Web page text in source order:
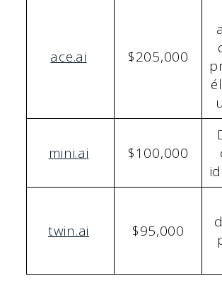
ace.ai $205,000
mini.ai $100,000
twin.ai $95,000